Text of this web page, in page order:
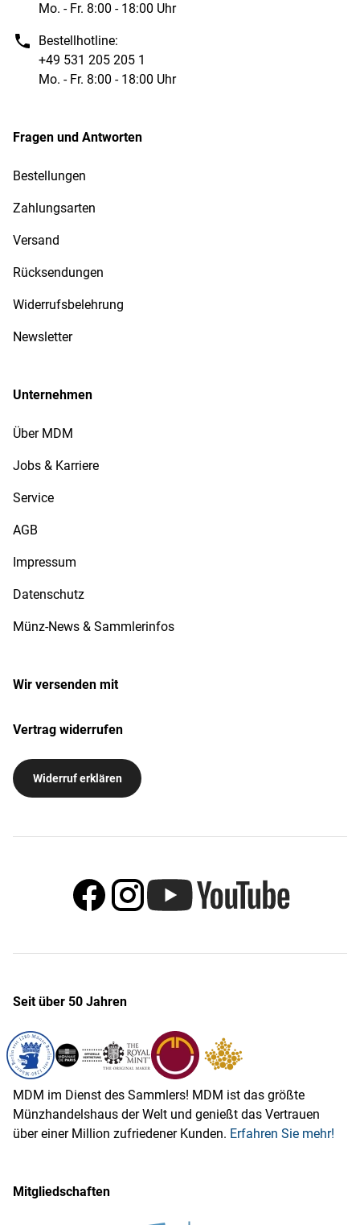
Mo. - Fr. 8:00 - 18:00 Uhr
Bestellhotline:
+49 531 205 205 1
Mo. - Fr. 8:00 - 18:00 Uhr
Fragen und Antworten
Bestellungen
Zahlungsarten
Versand
Rücksendungen
Widerrufsbelehrung
Newsletter
Unternehmen
Über MDM
Jobs & Karriere
Service
AGB
Impressum
Datenschutz
Münz-News & Sammlerinfos
Wir versenden mit
Vertrag widerrufen
Widerruf erklären
Seit über 50 Jahren
MDM im Dienst des Sammlers! MDM ist das größte
Münzhandelshaus der Welt und genießt das Vertrauen
über einer Million zufriedener Kunden. Erfahren Sie mehr!
Mitgliedschaften